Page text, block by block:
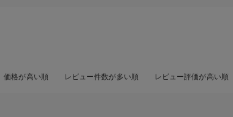
価格が高い順 レビュー件数が多い順 レビュー評価が高い順